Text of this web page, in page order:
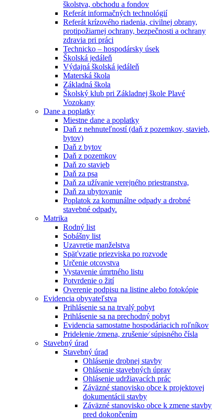
školstva, obchodu a fondov
Referát informačných technológií
Referát krízového riadenia, civilnej obrany,
protipožiarnej ochrany, bezpečnosti a ochrany
zdravia pri práci
Technicko – hospodársky úsek
Školská jedáleň
Výdajná školská jedáleň
Materská škola
Základná škola
Školský klub pri Základnej škole Plavé
Vozokany
Dane a poplatky
Miestne dane a poplatky
Daň z nehnuteľností (daň z pozemkov, stavieb,
bytov)
Daň z bytov
Daň z pozemkov
Daň zo stavieb
Daň za psa
Daň za užívanie verejného priestranstva,
Daň za ubytovanie
Poplatok za komunálne odpady a drobné
stavebné odpady.
Matrika
Rodný list
Sobášny list
Uzavretie manželstva
Späťvzatie priezviska po rozvode
Určenie otcovstva
Vystavenie úmrtného listu
Potvrdenie o žití
Overenie podpisu na listine alebo fotokópie
Evidencia obyvateľstva
Prihlásenie sa na trvalý pobyt
Prihlásenie sa na prechodný pobyt
Evidencia samostatne hospodáriacich roľníkov
Pridelenie ⁄zmena, zrušenie⁄ súpisného čísla
Stavebný úrad
Stavebný úrad
Ohlásenie drobnej stavby
Ohlásenie stavebných úprav
Ohlásenie udržiavacích prác
Záväzné stanovisko obce k projektovej
dokumentácii stavby
Záväzné stanovisko obce k zmene stavby
pred dokončením